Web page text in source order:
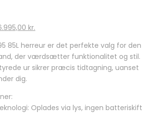
kr..
kr.
pris
er:
6.995,00 kr..
85L herreur er det perfekte valg for den
der værdsætter funktionalitet og stil.
ur sikrer præcis tidtagning, uanset
dig.
Oplades via lys, ingen batteriskift